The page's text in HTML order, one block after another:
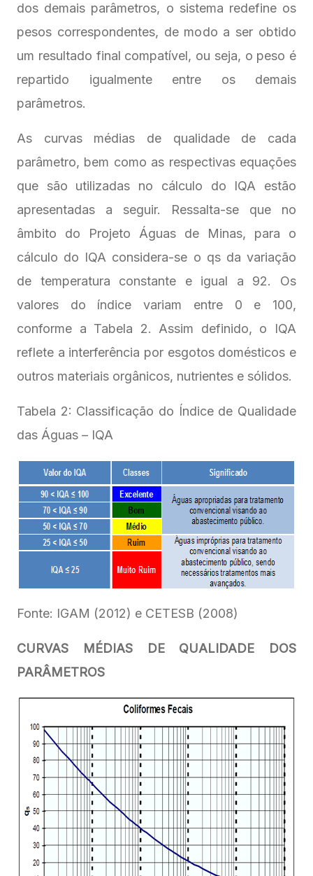
dos demais parâmetros, o sistema redefine os
pesos correspondentes, de modo a ser obtido
um resultado final compatível, ou seja, o peso é
repartido igualmente entre os demais
parâmetros.
As curvas médias de qualidade de cada
parâmetro, bem como as respectivas equações
que são utilizadas no cálculo do IQA estão
apresentadas a seguir. Ressalta-se que no
âmbito do Projeto Águas de Minas, para o
cálculo do IQA considera-se o qs da variação
de temperatura constante e igual a 92. Os
valores do índice variam entre 0 e 100,
conforme a Tabela 2. Assim definido, o IQA
reflete a interferência por esgotos domésticos e
outros materiais orgânicos, nutrientes e sólidos.
Tabela 2: Classificação do Índice de Qualidade
das Águas – IQA
Fonte: IGAM (2012) e CETESB (2008)
CURVAS MÉDIAS DE QUALIDADE DOS
PARÂMETROS